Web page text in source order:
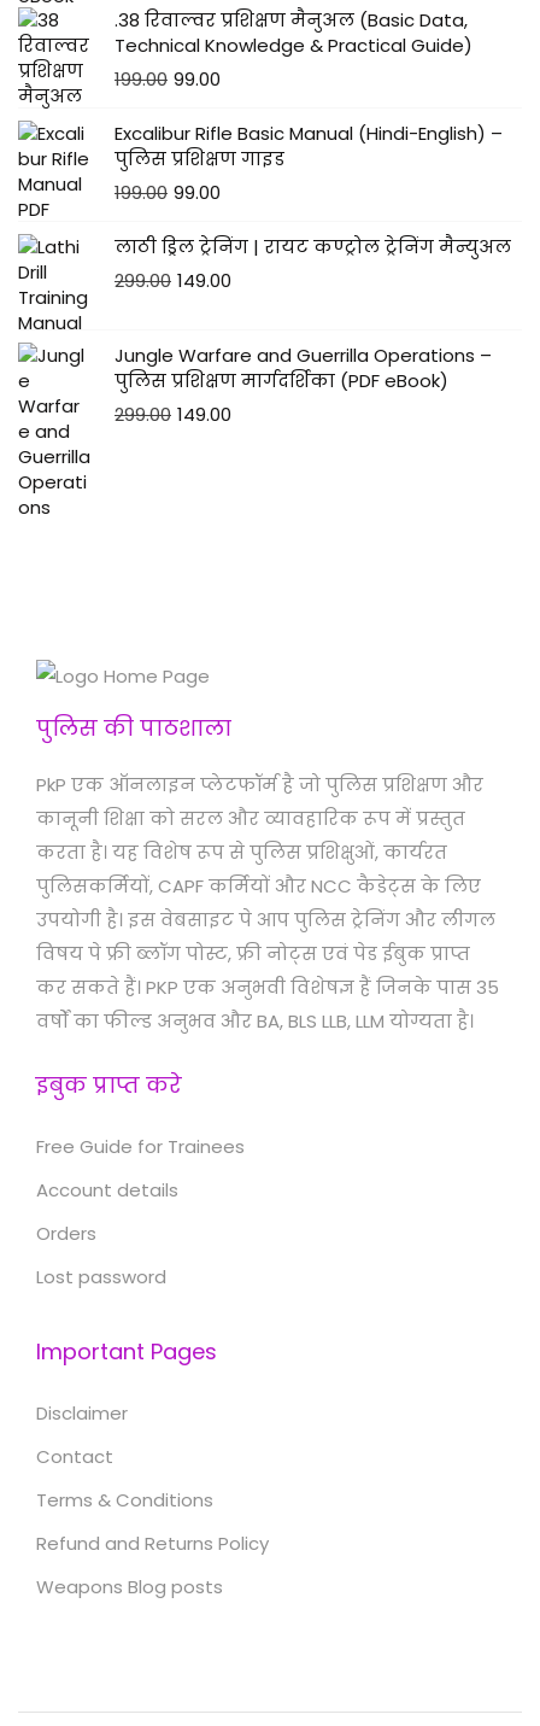
.38 रिवाल्वर प्रशिक्षण मैनुअल (Basic Data,
Technical Knowledge & Practical Guide)
199.00 99.00
Excalibur Rifle Basic Manual (Hindi-English) –
पुलिस प्रशिक्षण गाइड
199.00 99.00
लाठी ड्रिल ट्रेनिंग | रायट कण्ट्रोल ट्रेनिंग मैन्युअल
299.00 149.00
Jungle Warfare and Guerrilla Operations –
पुलिस प्रशिक्षण मार्गदर्शिका (PDF eBook)
299.00 149.00
पुलिस की पाठशाला
PkP एक ऑनलाइन प्लेटफॉर्म है जो पुलिस प्रशिक्षण और
कानूनी शिक्षा को सरल और व्यावहारिक रूप में प्रस्तुत
करता है। यह विशेष रूप से पुलिस प्रशिक्षुओं, कार्यरत
पुलिसकर्मियों, CAPF कर्मियों और NCC कैडेट्स के लिए
उपयोगी है। इस वेबसाइट पे आप पुलिस ट्रेनिंग और लीगल
विषय पे फ्री ब्लॉग पोस्ट, फ्री नोट्स एवं पेड ईबुक प्राप्त
कर सकते हैं। PKP एक अनुभवी विशेषज्ञ हैं जिनके पास 35
वर्षों का फील्ड अनुभव और BA, BLS LLB, LLM योग्यता है।
इबुक प्राप्त करे
Free Guide for Trainees
Account details
Orders
Lost password
Important Pages
Disclaimer
Contact
Terms & Conditions
Refund and Returns Policy
Weapons Blog posts